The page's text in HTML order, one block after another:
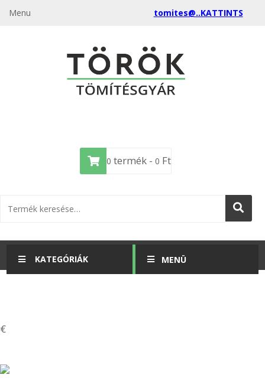
Menu tomites@..KATTINTS
0 termék - 0 Ft
KATEGÓRIÁK MENÜ
€